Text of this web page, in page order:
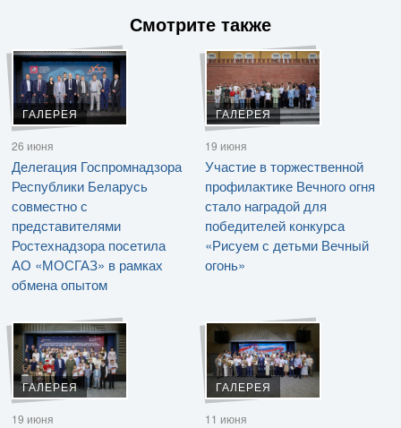
Смотрите также
ГАЛЕРЕЯ
26 июня
Делегация Госпромнадзора
Республики Беларусь
совместно с
представителями
Ростехнадзора посетила
АО «МОСГАЗ» в рамках
обмена опытом
ГАЛЕРЕЯ
19 июня
Участие в торжественной
профилактике Вечного огня
стало наградой для
победителей конкурса
«Рисуем с детьми Вечный
огонь»
ГАЛЕРЕЯ
19 июня
ГАЛЕРЕЯ
11 июня